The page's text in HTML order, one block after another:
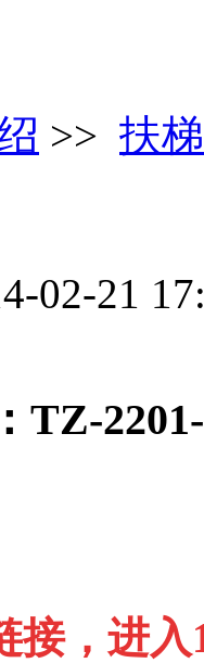
>> 扶
02-21
TZ-
接，进